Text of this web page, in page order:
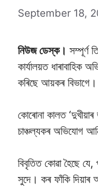
September 18,
নিউজ ডেস্ক। সম্পূৰ্ণ
কাৰ্যালয়ত ধাৰাবাহিক
কৰিছে আয়কৰ বিভাগে।
কোৰোনা কালত
চাঞ্চল্যকৰ অভিযোগ
বিবৃতিত কোৱা হৈছে
সুদে। কৰ ফাঁকি দিয়াৰ